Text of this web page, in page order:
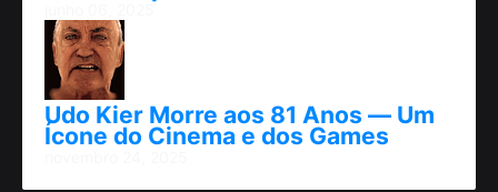
Udo Kier Morre aos 81 Anos — Um
Ícone do Cinema e dos Games